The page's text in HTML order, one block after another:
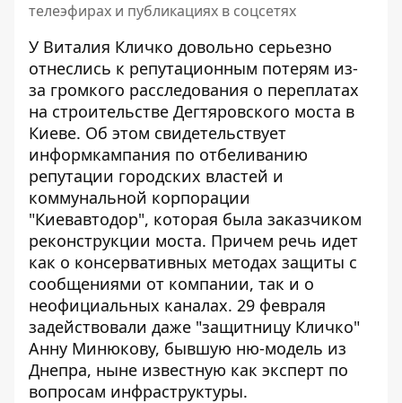
телеэфирах и публикациях в соцсетях
У Виталия Кличко довольно серьезно
отнеслись к репутационным потерям из-
за громкого расследования о переплатах
на строительстве Дегтяровского моста в
Киеве. Об этом свидетельствует
информкампания по отбеливанию
репутации городских властей и
коммунальной корпорации
"Киевавтодор", которая была заказчиком
реконструкции моста. Причем речь идет
как о консервативных методах защиты с
сообщениями от компании, так и о
неофициальных каналах. 29 февраля
задействовали даже "защитницу Кличко"
Анну Минюкову, бывшую ню-модель из
Днепра, ныне известную как эксперт по
вопросам инфраструктуры.